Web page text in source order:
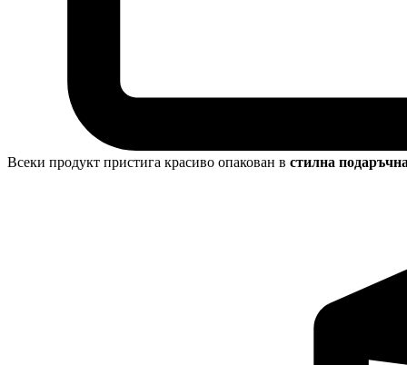
Всеки продукт пристига красиво опакован в стилна